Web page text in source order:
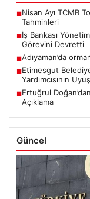
■Nisan Ayı TCMB
Tahminleri
■İş Bankası
Görevini Devretti
■Adıyaman’da
■Etimesgut
Yardımcısının
■Ertuğrul
Açıklama
Güncel